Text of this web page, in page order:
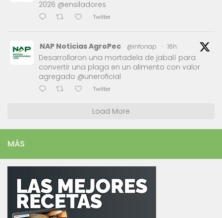
2026 @ensiladores
Twitter
NAP Noticias AgroPec @infonap · 16h
Desarrollaron una mortadela de jabalí para
convertir una plaga en un alimento con valor
agregado @uneroficial
Twitter
Load More
MÁS